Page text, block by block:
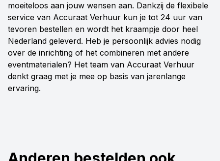
moeiteloos aan jouw wensen aan. Dankzij de flexibele
service van Accuraat Verhuur kun je tot 24 uur van
tevoren bestellen en wordt het kraampje door heel
Nederland geleverd. Heb je persoonlijk advies nodig
over de inrichting of het combineren met andere
eventmaterialen? Het team van Accuraat Verhuur
denkt graag met je mee op basis van jarenlange
ervaring.